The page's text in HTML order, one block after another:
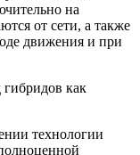
на
от сети, а также
движения и при
как
технологии